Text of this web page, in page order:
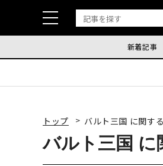
新着記事
トップ バルト三国 に関す
バルト三国 に